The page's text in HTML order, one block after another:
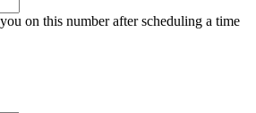
on this number after scheduling a time